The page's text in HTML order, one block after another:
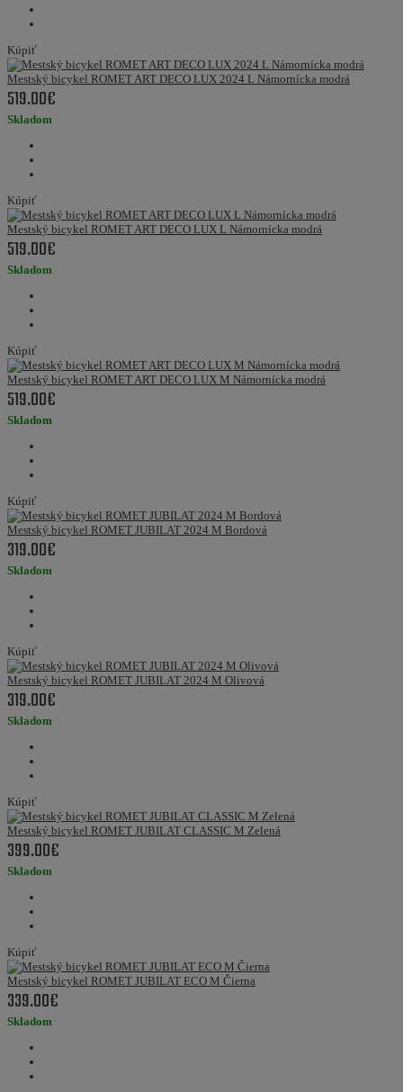
Kúpiť
Mestský bicykel ROMET ART DECO LUX 2024 L Námornícka modrá
519.00€
Skladom
Kúpiť
Mestský bicykel ROMET ART DECO LUX L Námornícka modrá
519.00€
Skladom
Kúpiť
Mestský bicykel ROMET ART DECO LUX M Námornícka modrá
519.00€
Skladom
Kúpiť
Mestský bicykel ROMET JUBILAT 2024 M Bordová
319.00€
Skladom
Kúpiť
Mestský bicykel ROMET JUBILAT 2024 M Olivová
319.00€
Skladom
Kúpiť
Mestský bicykel ROMET JUBILAT CLASSIC M Zelená
399.00€
Skladom
Kúpiť
Mestský bicykel ROMET JUBILAT ECO M Čierna
339.00€
Skladom